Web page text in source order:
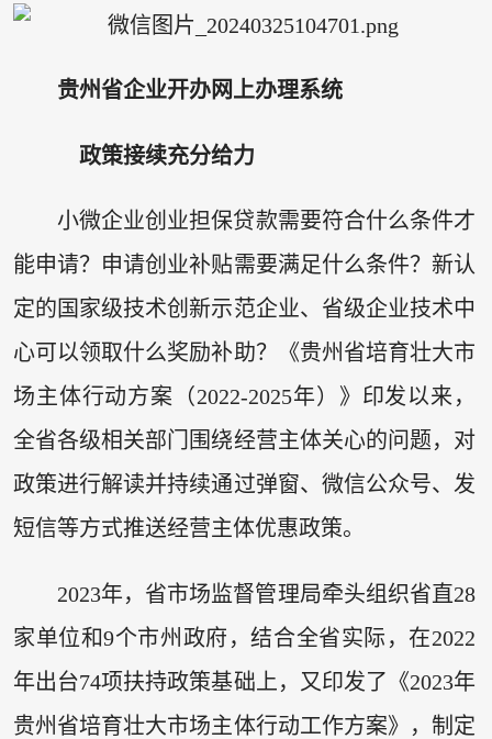
贵州省企业开办网上办理系统
政策接续充分给力
小微企业创业担保贷款需要符合什么条件才
能申请？申请创业补贴需要满足什么条件？新认
定的国家级技术创新示范企业、省级企业技术中
心可以领取什么奖励补助？《贵州省培育壮大市
场主体行动方案（2022-2025年）》印发以来，
全省各级相关部门围绕经营主体关心的问题，对
政策进行解读并持续通过弹窗、微信公众号、发
短信等方式推送经营主体优惠政策。
2023年，省市场监督管理局牵头组织省直28
家单位和9个市州政府，结合全省实际，在2022
年出台74项扶持政策基础上，又印发了《2023年
贵州省培育壮大市场主体行动工作方案》，制定